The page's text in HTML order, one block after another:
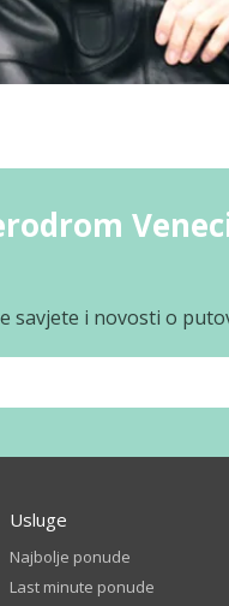
savjete i novosti o
Usluge
Najbolje ponude
Last minute ponude